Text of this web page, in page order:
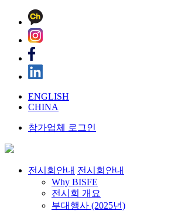
ENGLISH
CHINA
참가업체 로그인
전시회안내 전시회안내
Why BISFE
전시회 개요
부대행사 (2025년)